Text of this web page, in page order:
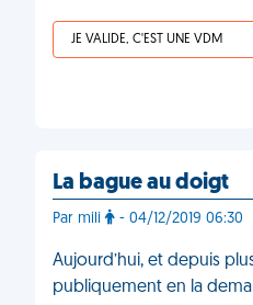
JE VALIDE, C'EST UNE VDM
La bague au doigt
Par mili - 04/12/2019 06:30
Aujourd’hui, et depuis
publiquement en la